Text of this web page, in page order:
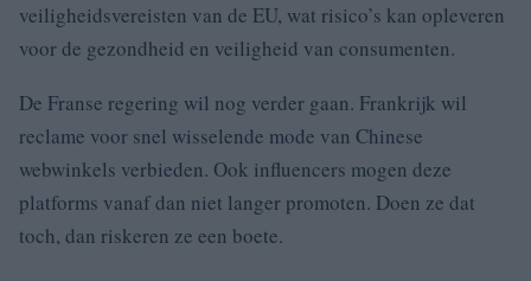
veiligheidsvereisten van de EU, wat risico’s kan opleveren
voor de gezondheid en veiligheid van consumenten.
De Franse regering wil nog verder gaan. Frankrijk wil
reclame voor snel wisselende mode van Chinese
webwinkels verbieden. Ook influencers mogen deze
platforms vanaf dan niet langer promoten. Doen ze dat
toch, dan riskeren ze een boete.